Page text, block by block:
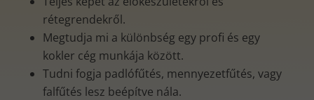
rétegrendekről.
Megtudja mi a különbség egy profi és egy
kokler cég munkája között.
Tudni fogja padlófűtés, mennyezetfűtés, vagy
falfűtés lesz beépítve nála.